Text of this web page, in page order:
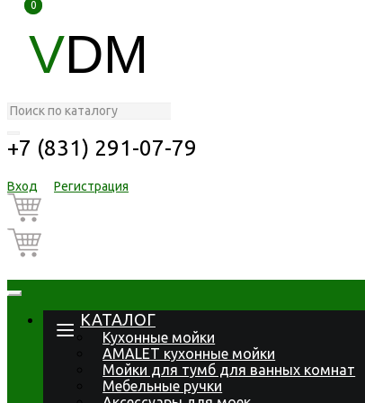
VDM
+7 (831) 291-07-79
Вход Регистрация
0
0
КАТАЛОГ
Кухонные мойки
AMALET кухонные мойки
Мойки для тумб для ванных комнат
Мебельные ручки